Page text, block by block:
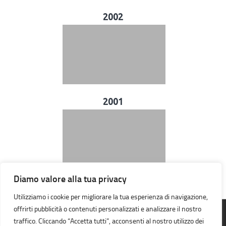
Diamo valore alla tua privacy
Utilizziamo i cookie per migliorare la tua esperienza di navigazione,
offrirti pubblicità o contenuti personalizzati e analizzare il nostro
traffico. Cliccando “Accetta tutti”, acconsenti al nostro utilizzo dei
2002
2001